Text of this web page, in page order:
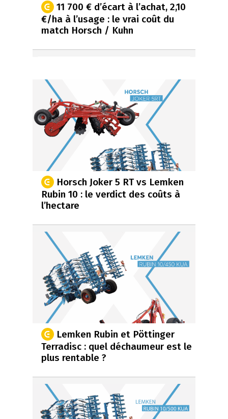
11 700 € d’écart à l’achat, 2,10
€/ha à l’usage : le vrai coût du
match Horsch / Kuhn
Horsch Joker 5 RT vs Lemken
Rubin 10 : le verdict des coûts à
l’hectare
Lemken Rubin et Pöttinger
Terradisc : quel déchaumeur est le
plus rentable ?